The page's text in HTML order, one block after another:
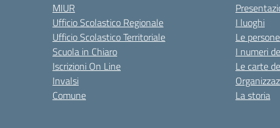
MIUR
Ufficio Scolastico Regionale
Ufficio Scolastico Territoriale
Scuola in Chiaro
Iscrizioni On Line
Invalsi
Comune
I luoghi
Le persone
I numeri
Le carte
La storia